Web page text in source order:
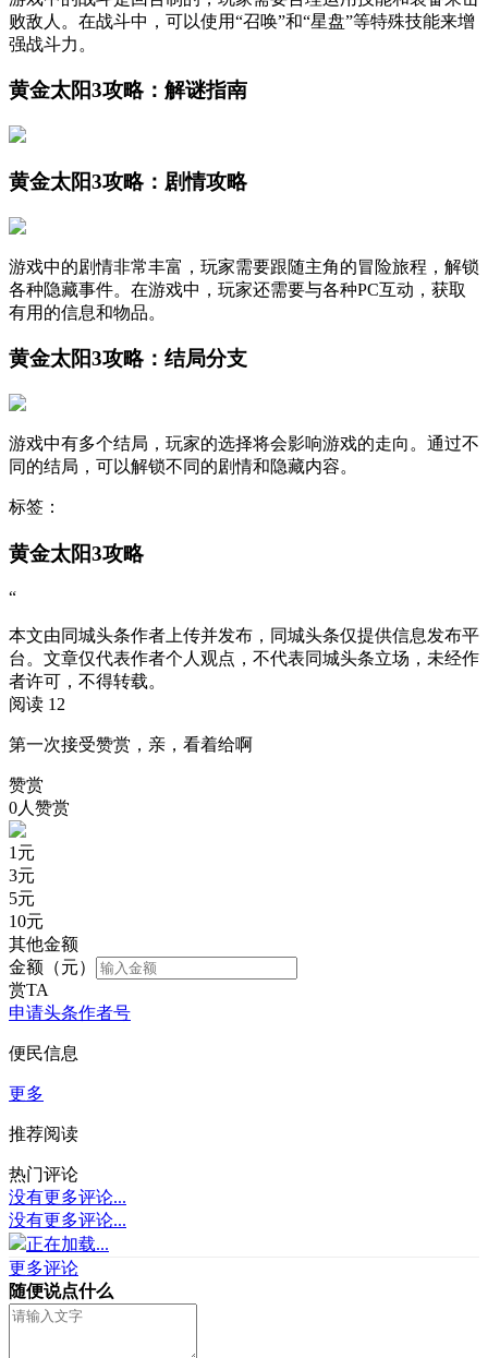
败敌人。在战斗中，可以使用“召唤”和“星盘”等特殊技能来增
强战斗力。
黄金太阳3攻略：解谜指南
黄金太阳3攻略：剧情攻略
游戏中的剧情非常丰富，玩家需要跟随主角的冒险旅程，解锁
各种隐藏事件。在游戏中，玩家还需要与各种PC互动，获取
有用的信息和物品。
黄金太阳3攻略：结局分支
游戏中有多个结局，玩家的选择将会影响游戏的走向。通过不
同的结局，可以解锁不同的剧情和隐藏内容。
标签：
黄金太阳3攻略
“
本文由同城头条作者上传并发布，同城头条仅提供信息发布平
台。文章仅代表作者个人观点，不代表同城头条立场，未经作
者许可，不得转载。
阅读 12
第一次接受赞赏，亲，看着给啊
赞赏
0人赞赏
1元
3元
5元
10元
其他金额
金额（元）
赏TA
申请头条作者号
便民信息
更多
推荐阅读
热门评论
没有更多评论...
没有更多评论...
正在加载...
更多评论
随便说点什么